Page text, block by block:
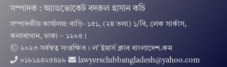
সম্পাদক : অ্যাডভোকেট বদরুল হাসান কচি
সম্পাদকীয় কার্যালয়: বাড়ি- ১৫১, (২য় তলা) ১/বি, লেক সার্কাস,
কলাবাগান, ঢাকা – ১২০৫।
© ২০২৩ সর্বস্বত্ব সংরক্ষিত । ল’ ইয়ার্স ক্লাব বাংলাদেশ.কম
০১৮১৯৪২৫৪৯৮
lawyersclubbangladesh@yahoo.com